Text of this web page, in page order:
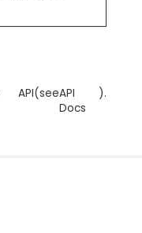
API(seeAPI
Docs
).